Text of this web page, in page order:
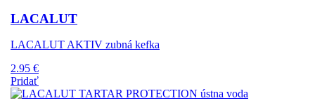
LACALUT
LACALUT AKTIV zubná kefka
2.95 €
Pridať